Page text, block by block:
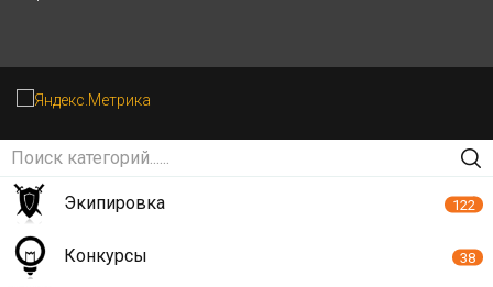
Экипировка 122
Конкурсы 38